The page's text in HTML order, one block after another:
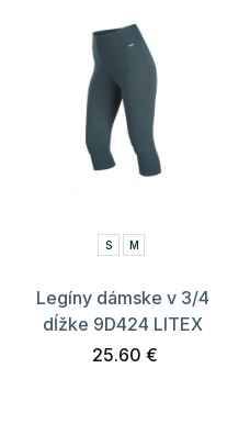
S M
Legíny dámske v 3/4
dĺžke 9D424 LITEX
25.60 €